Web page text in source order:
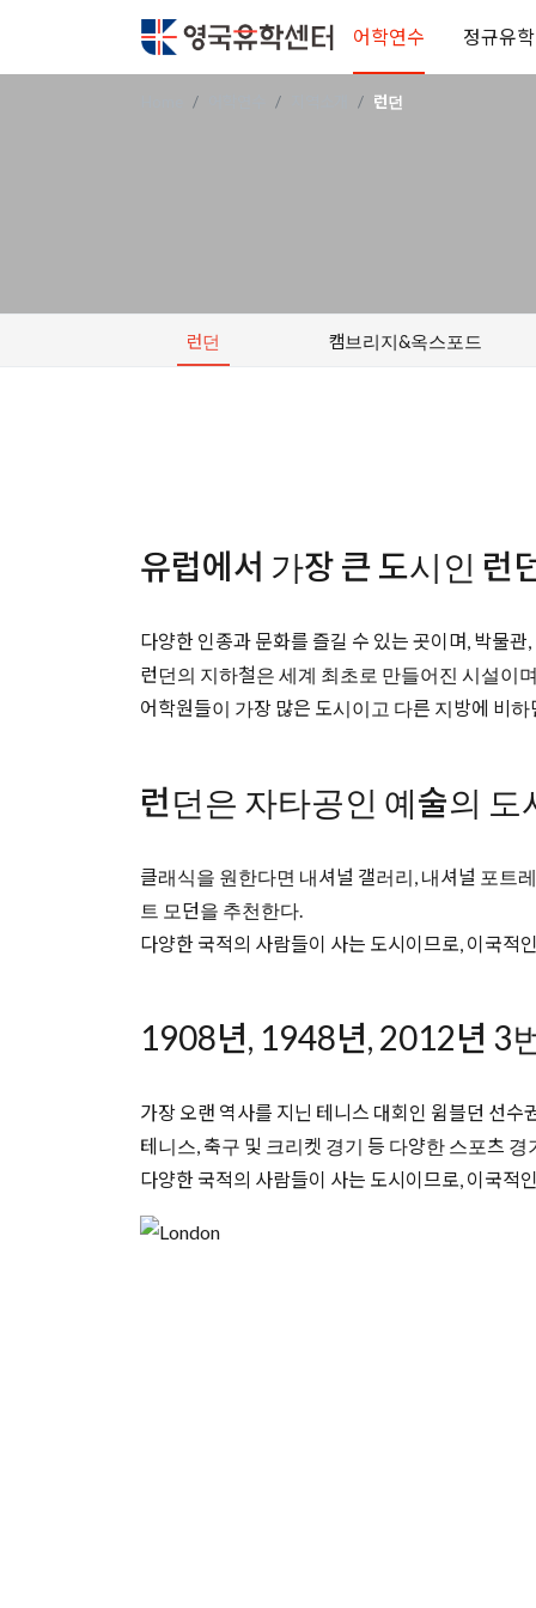
어학연수 정규유학
런던
런던 캠브리지&옥스포드
유럽에서 가장 큰 도시인 런
다양한 인종과 문화를 즐길 수 있는 곳이며, 박물
런던의 지하철은 세계 최초로 만들어진 시설이
어학원들이 가장 많은 도시이고 다른 지방에 비
런던은 자타공인 예술의 도
클래식을 원한다면 내셔널 갤러리, 내셔널 포트
트 모던을 추천한다.
다양한 국적의 사람들이 사는 도시이므로, 이국적
1908년, 1948년, 2012년 3
가장 오랜 역사를 지닌 테니스 대회인 윔블던 선
테니스, 축구 및 크리켓 경기 등 다양한 스포츠
다양한 국적의 사람들이 사는 도시이므로, 이국적